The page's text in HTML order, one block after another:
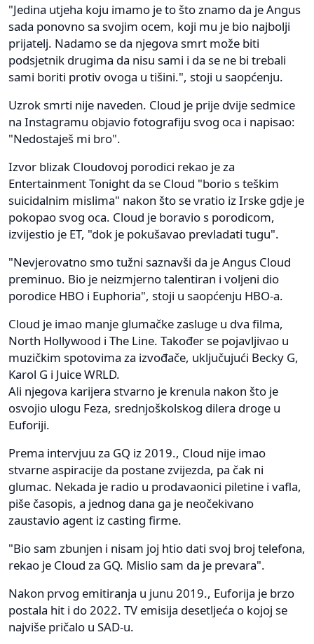
"Jedina utjeha koju imamo je to što znamo da je Angus
sada ponovno sa svojim ocem, koji mu je bio najbolji
prijatelj. Nadamo se da njegova smrt može biti
podsjetnik drugima da nisu sami i da se ne bi trebali
sami boriti protiv ovoga u tišini.", stoji u saopćenju.
Uzrok smrti nije naveden. Cloud je prije dvije sedmice
na Instagramu objavio fotografiju svog oca i napisao:
"Nedostaješ mi bro".
Izvor blizak Cloudovoj porodici rekao je za
Entertainment Tonight da se Cloud "borio s teškim
suicidalnim mislima" nakon što se vratio iz Irske gdje je
pokopao svog oca. Cloud je boravio s porodicom,
izvijestio je ET, "dok je pokušavao prevladati tugu".
"Nevjerovatno smo tužni saznavši da je Angus Cloud
preminuo. Bio je neizmjerno talentiran i voljeni dio
porodice HBO i Euphoria", stoji u saopćenju HBO-a.
Cloud je imao manje glumačke zasluge u dva filma,
North Hollywood i The Line. Također se pojavljivao u
muzičkim spotovima za izvođače, uključujući Becky G,
Karol G i Juice WRLD.
Ali njegova karijera stvarno je krenula nakon što je
osvojio ulogu Feza, srednjoškolskog dilera droge u
Euforiji.
Prema intervjuu za GQ iz 2019., Cloud nije imao
stvarne aspiracije da postane zvijezda, pa čak ni
glumac. Nekada je radio u prodavaonici piletine i vafla,
piše časopis, a jednog dana ga je neočekivano
zaustavio agent iz casting firme.
"Bio sam zbunjen i nisam joj htio dati svoj broj telefona,
rekao je Cloud za GQ. Mislio sam da je prevara".
Nakon prvog emitiranja u junu 2019., Euforija je brzo
postala hit i do 2022. TV emisija desetljeća o kojoj se
najviše pričalo u SAD-u.